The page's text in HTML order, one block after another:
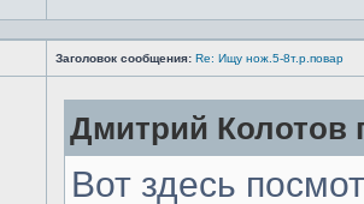
Заголовок сообщения: Re: Ищу нож.5-8т.р.повар
Дмитрий Колотов
Вот здесь